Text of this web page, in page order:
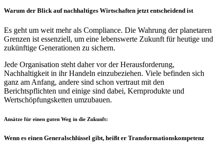
Warum der Blick auf nachhaltiges Wirtschaften jetzt entscheidend ist
Es geht um weit mehr als Compliance. Die Wahrung der planetaren
Grenzen ist essenziell, um eine lebenswerte Zukunft für heutige und
zukünftige Generationen zu sichern.
Jede Organisation steht daher vor der Herausforderung,
Nachhaltigkeit in ihr Handeln einzubeziehen. Viele befinden sich
ganz am Anfang, andere sind schon vertraut mit den
Berichtspflichten und einige sind dabei, Kernprodukte und
Wertschöpfungsketten umzubauen.
Ansätze für einen guten Weg in die Zukunft:
Wenn es einen Generalschlüssel gibt, heißt er Transformationskompetenz